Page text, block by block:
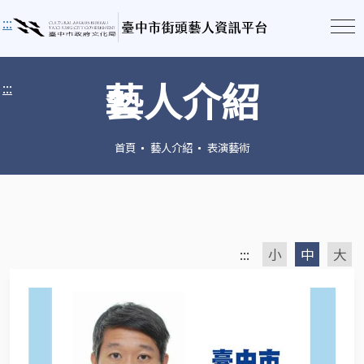
:::
::: 藝人介紹
首頁 藝人介紹 表演藝術
::: 小 中 大